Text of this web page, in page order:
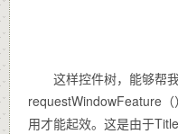
这样控件树，能够帮我
requestWindowFeature
用才能起效。这是由于